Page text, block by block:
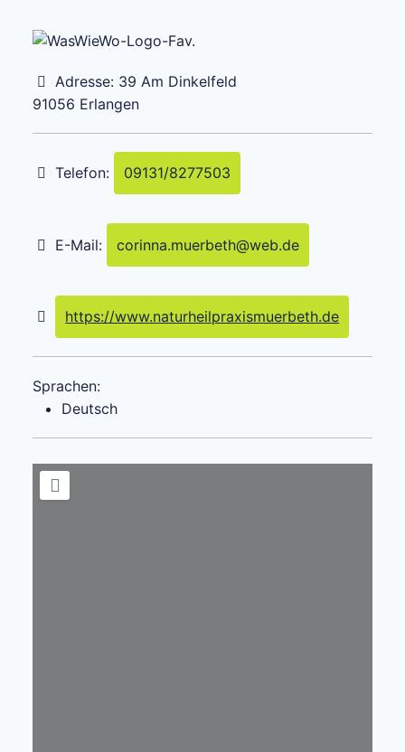
Adresse: 39 Am Dinkelfeld
91056 Erlangen
Telefon: 09131/8277503
E-Mail: corinna.muerbeth@web.de
https://www.naturheilpraxismuerbeth.de
Sprachen:
Deutsch